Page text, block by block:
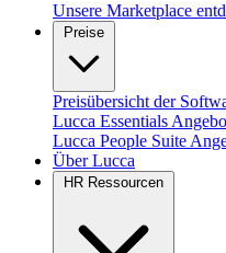
Unsere Marketplace
Preisübersicht der
Lucca Essentials
Lucca People Suite
Über Lucca